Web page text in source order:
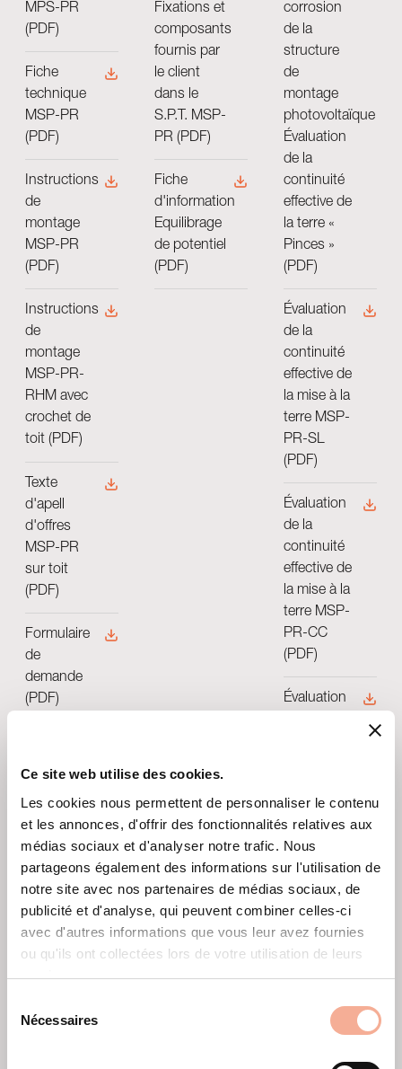
Ce site web utilise des cookies.
Les cookies nous permettent de personnaliser le contenu
et les annonces, d'offrir des fonctionnalités relatives aux
médias sociaux et d'analyser notre trafic. Nous
partageons également des informations sur l'utilisation de
notre site avec nos partenaires de médias sociaux, de
publicité et d'analyse, qui peuvent combiner celles-ci
avec d'autres informations que vous leur avez fournies
ou qu'ils ont collectées lors de votre utilisation de leurs
services.
Nécessaires
MPS-PR
(PDF)
Fiche
technique
MSP-PR
(PDF)
Instructions
de
montage
MSP-PR
(PDF)
Instructions
de
montage
MSP-PR-
RHM avec
crochet de
toit (PDF)
Texte
d'apell
d'offres
MSP-PR
sur toit
(PDF)
Formulaire
de
demande
(PDF)
Fixations et
composants
fournis par
le client
dans le
S.P.T. MSP-
PR (PDF)
Fiche
d'information
Equilibrage
de potentiel
(PDF)
corrosion
de la
structure
de
montage
photovoltaïque
Évaluation
de la
continuité
effective de
la terre «
Pinces »
(PDF)
Évaluation
de la
continuité
effective de
la mise à la
terre MSP-
PR-SL
(PDF)
Évaluation
de la
continuité
effective de
la mise à la
terre MSP-
PR-CC
(PDF)
Évaluation
terre MSP-
PR-BP
(PDF)
Évaluation
de la
continuité
effective de
la mise à la